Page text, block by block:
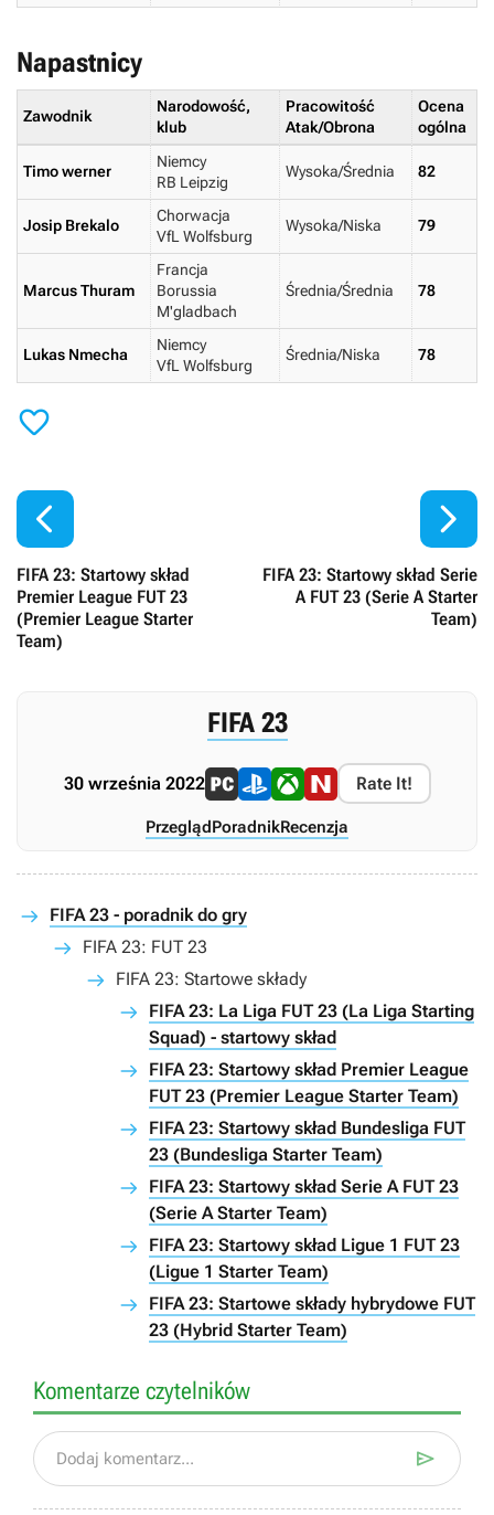
Napastnicy
Zawodnik
Narodowość,
klub
Pracowitość
Atak/Obrona
Ocena
ogólna
Timo werner
Niemcy
RB Leipzig
Wysoka/Średnia 82
Josip Brekalo
Chorwacja
VfL Wolfsburg
Wysoka/Niska 79
Marcus Thuram
Francja
Borussia
M'gladbach
Średnia/Średnia 78
Lukas Nmecha
Niemcy
VfL Wolfsburg
Średnia/Niska 78


FIFA 23: Startowy skład
Premier League FUT 23
(Premier League Starter
Team)
FIFA 23: Startowy skład Serie
A FUT 23 (Serie A Starter
Team)

FIFA 23
30 września 2022 Rate It!
PrzeglądPoradnikRecenzja
FIFA 23 - poradnik do gry
FIFA 23: FUT 23
FIFA 23: Startowe składy
FIFA 23: La Liga FUT 23 (La Liga Starting
Squad) - startowy skład
FIFA 23: Startowy skład Premier League
FUT 23 (Premier League Starter Team)
FIFA 23: Startowy skład Bundesliga FUT
23 (Bundesliga Starter Team)
FIFA 23: Startowy skład Serie A FUT 23
(Serie A Starter Team)
FIFA 23: Startowy skład Ligue 1 FUT 23
(Ligue 1 Starter Team)
FIFA 23: Startowe składy hybrydowe FUT
23 (Hybrid Starter Team)
Komentarze czytelników
Dodaj komentarz... 